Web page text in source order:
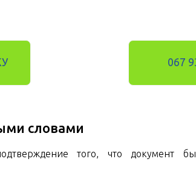
067
словами
того, что документ